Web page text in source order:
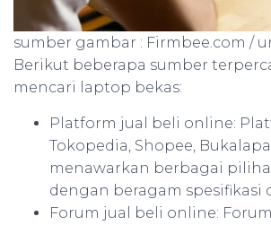
sumber gambar : Firmbee.com /
Berikut beberapa sumber
mencari laptop bekas:
Platform jual beli online:
Tokopedia, Shopee,
menawarkan berbagai
dengan beragam spesifikasi
Forum jual beli online: